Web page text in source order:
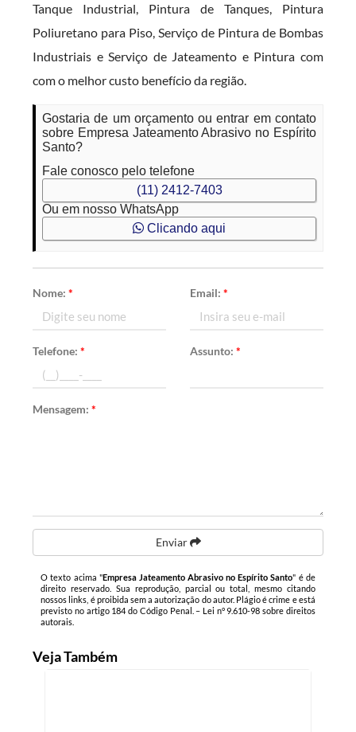
Tanque Industrial, Pintura de Tanques, Pintura
Poliuretano para Piso, Serviço de Pintura de Bombas
Industriais e Serviço de Jateamento e Pintura com
com o melhor custo benefício da região.
Gostaria de um orçamento ou entrar em contato
sobre Empresa Jateamento Abrasivo no Espírito
Santo?
Fale conosco pelo telefone
(11) 2412-7403
Ou em nosso WhatsApp
Clicando aqui
Nome:* Email: *
Telefone:* Assunto: *
Mensagem:*
Enviar
O texto acima "Empresa Jateamento Abrasivo no Espírito Santo" é de
direito reservado. Sua reprodução, parcial ou total, mesmo citando
nossos links, é proibida sem a autorização do autor. Plágio é crime e está
previsto no artigo 184 do Código Penal. – Lei n° 9.610-98 sobre direitos
autorais
Veja Também